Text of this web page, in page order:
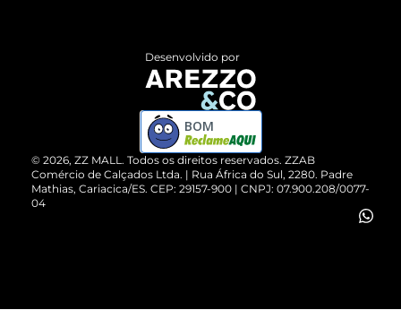
ZZ MALL é confiável
Cartão Presente
Vendas Corporativas
Devolução do Produto
Compre pelo WhatsApp
© 2026, ZZ MALL. Todos os direitos reservados. ZZAB
Comércio de Calçados Ltda. | Rua África do Sul, 2280. Padre
Mathias, Cariacica/ES. CEP: 29157-900 | CNPJ: 07.900.208/0077-
04
Desenvolvido por
BOM